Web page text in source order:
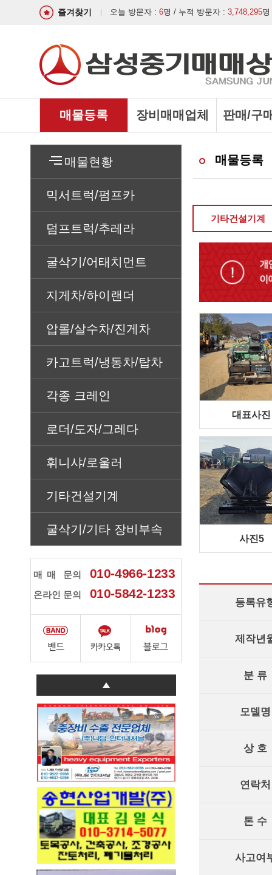
즐겨찾기 오늘 방문자 : 6명 / 누적 방문자 : 3,748,295명
매물등록 장비매매업체 판매/구
매물현황
믹서트럭/펌프카
덤프트럭/추레라
굴삭기/어태치먼트
지게차/하이랜더
압롤/살수차/진게차
카고트럭/냉동차/탑차
각종 크레인
로더/도자/그레다
휘니샤/로울러
기타건설기계
굴삭기/기타 장비부속
매매 문의 010-4966-1233
온라인 문의 010-5842-1233
매물등록
기타건설기계
대표사진
사진5
등록유
제작년
분 류
모델명
상 호
연락처
톤 수
사고여